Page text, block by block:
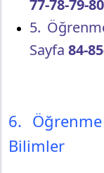
77-78-79-
5.
Sayfa 84-
6.
Bilimler